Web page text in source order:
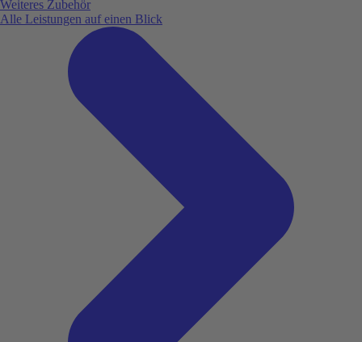
Weiteres Zubehör
Alle Leistungen auf einen Blick